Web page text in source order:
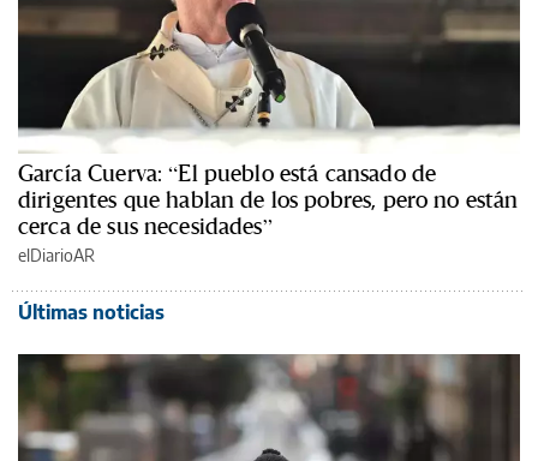
García Cuerva: “El pueblo está cansado de
dirigentes que hablan de los pobres, pero no están
cerca de sus necesidades”
elDiarioAR
Últimas noticias